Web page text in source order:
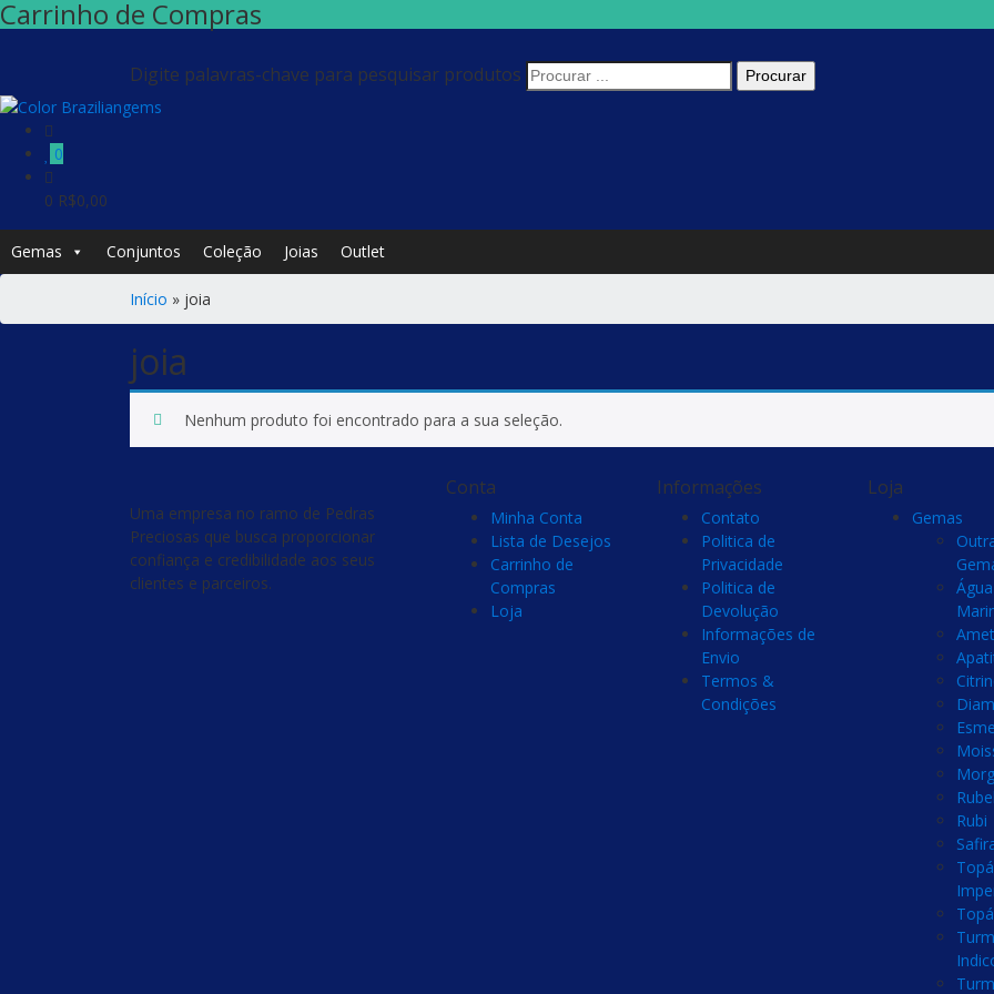
Carrinho de Compras
Digite palavras-chave para pesquisar produtos
0
0 R$0,00
Gemas Conjuntos Coleção Joias Outlet
Início » joia
joia
Nenhum produto foi encontrado para a sua seleção.
Uma empresa no ramo de Pedras
Preciosas que busca proporcionar
confiança e credibilidade aos seus
clientes e parceiros.
Conta
Minha Conta
Lista de Desejos
Carrinho de
Compras
Loja
Informações
Contato
Politica de
Privacidade
Politica de
Devolução
Informações de
Envio
Termos &
Condições
Loja
Gemas
Água
Rubi